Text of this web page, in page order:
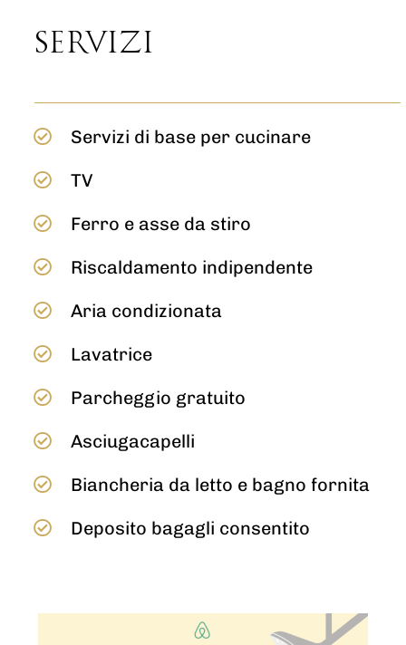
SERVIZI
Servizi di base per cucinare
TV
Ferro e asse da stiro
Riscaldamento indipendente
Aria condizionata
Lavatrice
Parcheggio gratuito
Asciugacapelli
Biancheria da letto e bagno fornita
Deposito bagagli consentito